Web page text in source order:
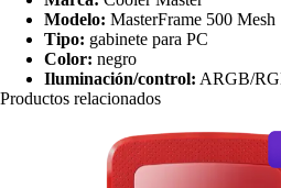
Modelo: MasterFrame 500 Mesh
Tipo: gabinete para PC
Color: negro
Iluminación/control: ARGB/
Productos relacionados